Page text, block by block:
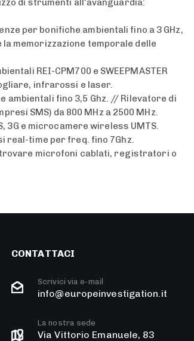
di strumenti all'avanguardia:
per bonifiche ambientali fino a 3 GHz,
memorizzazione temporale delle
REI-CPM700 e SWEEPMASTER
infrarossi e laser.
ambientali fino 3,5 Ghz. // Rilevatore di
SMS) da 800 MHz a 2500 MHz.
3G e microcamere wireless UMTS.
real-time per freq. fino 7Ghz.
trovare microfoni cablati, registratori o
CONTATTACI
Scrivici via e-mail
info@europeinvestigation.it
La nostra sede
Via Vittorio Emanuele, 83